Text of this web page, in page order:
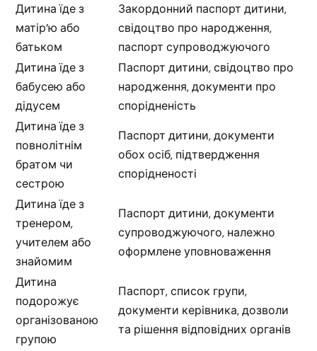
Дитина їде з
матір’ю або
батьком
Закордонний паспорт дитини,
свідоцтво про народження,
паспорт супроводжуючого
Дитина їде з
бабусею або
дідусем
Паспорт дитини, свідоцтво про
народження, документи про
спорідненість
Дитина їде з
повнолітнім
братом чи
сестрою
Паспорт дитини, документи
обох осіб, підтвердження
спорідненості
Дитина їде з
тренером,
учителем або
знайомим
Паспорт дитини, документи
супроводжуючого, належно
оформлене уповноваження
Дитина
подорожує
організованою
групою
Паспорт, список групи,
документи керівника, дозволи
та рішення відповідних органів